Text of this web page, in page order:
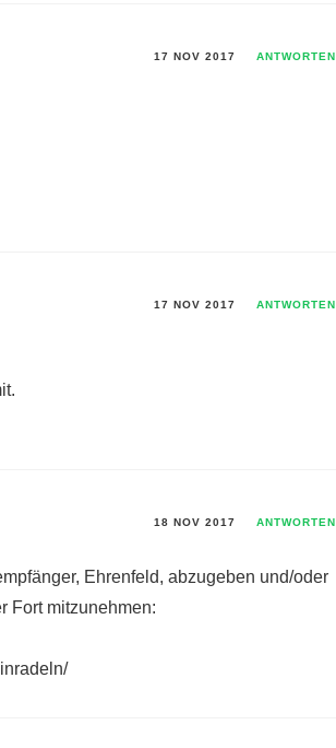
17 NOV 2017 ANTWORTEN
17 NOV 2017 ANTWORTEN
18 NOV 2017 ANTWORTEN
Ehrenfeld, abzugeben und/oder
Fort mitzunehmen: